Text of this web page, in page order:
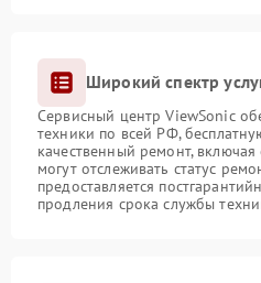
Широкий спектр
Сервисный центр ViewSonic
техники по всей РФ,
качественный ремонт,
могут отслеживать статус
предоставляется
продления срока службы